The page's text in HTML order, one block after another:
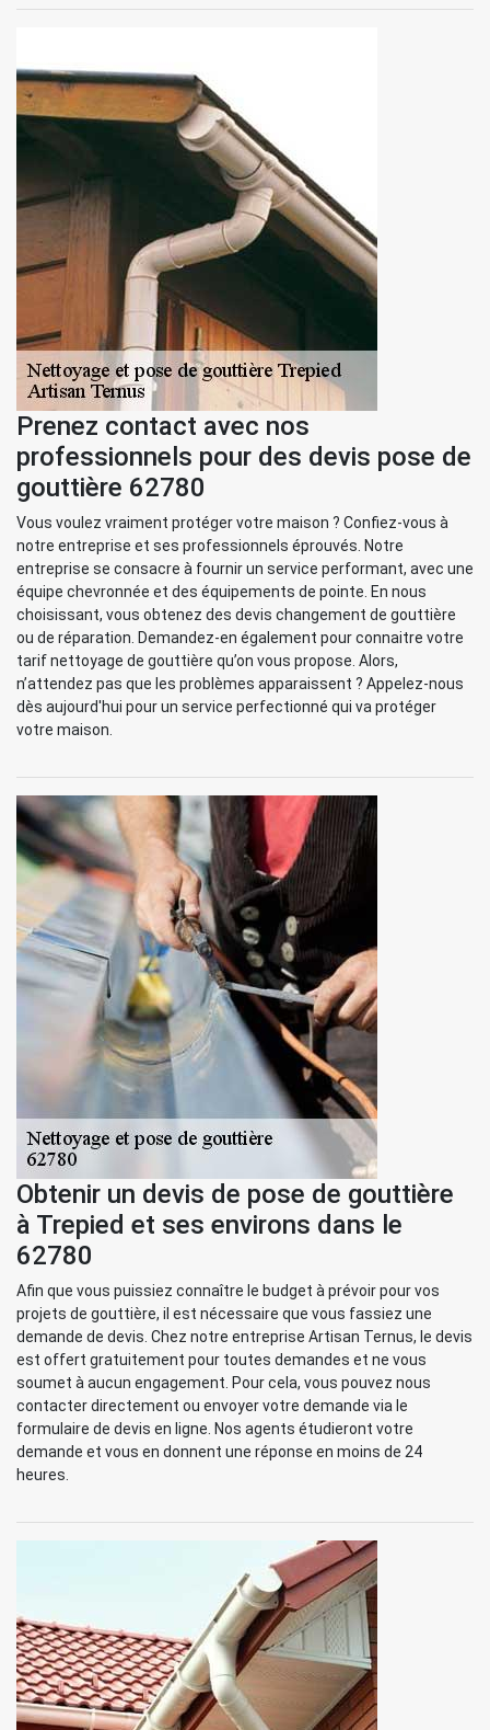
Prenez contact avec nos
professionnels pour des devis pose de
gouttière 62780
Vous voulez vraiment protéger votre maison ? Confiez-vous à
notre entreprise et ses professionnels éprouvés. Notre
entreprise se consacre à fournir un service performant, avec une
équipe chevronnée et des équipements de pointe. En nous
choisissant, vous obtenez des devis changement de gouttière
ou de réparation. Demandez-en également pour connaitre votre
tarif nettoyage de gouttière qu’on vous propose. Alors,
n’attendez pas que les problèmes apparaissent ? Appelez-nous
dès aujourd'hui pour un service perfectionné qui va protéger
votre maison.
Obtenir un devis de pose de gouttière
à Trepied et ses environs dans le
62780
Afin que vous puissiez connaître le budget à prévoir pour vos
projets de gouttière, il est nécessaire que vous fassiez une
demande de devis. Chez notre entreprise Artisan Ternus, le devis
est offert gratuitement pour toutes demandes et ne vous
soumet à aucun engagement. Pour cela, vous pouvez nous
contacter directement ou envoyer votre demande via le
formulaire de devis en ligne. Nos agents étudieront votre
demande et vous en donnent une réponse en moins de 24
heures.